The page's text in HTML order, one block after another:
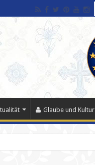
Glaube und Kultur